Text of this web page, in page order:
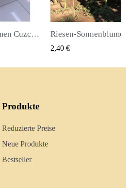
Die weltgrößten Riesenmais-Samen Cuzco - Cusco QUICK
2,40 €
Produkte
Reduzierte Preise
Neue Produkte
Bestseller